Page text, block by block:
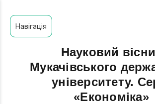
Навігація
Науковий
Мукачівського
університету.
«Економіка»